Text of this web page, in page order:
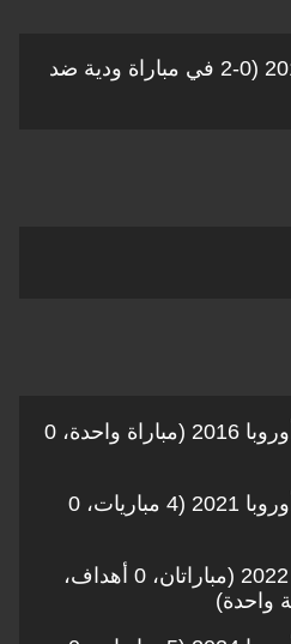
13 نوفمبر 2015 (0-2 في مباراة ودية ضد
- بطولة أمم أوروبا 2016 (مباراة واحدة، 0
- بطولة أمم أوروبا 2021 (4 مباريات، 0
- كأس العالم 2022 (مباراتان، 0 أهداف،
واحدة)